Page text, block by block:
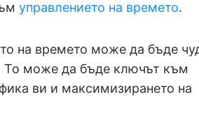
управлението на времето.
на времето може да бъде
То може да бъде ключът към
ви и максимизирането на